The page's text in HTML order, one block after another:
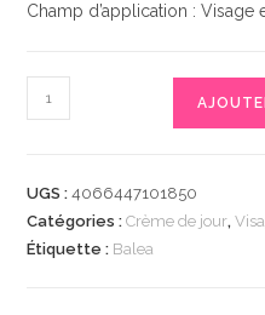
Champ d’application : Visage
de
15,
UGS :4066447101850
Catégories :Crème de jour,
Étiquette : Balea